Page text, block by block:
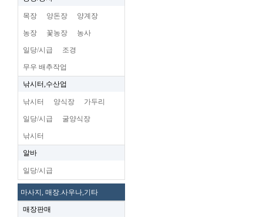
목장 양돈장 양계장
농장 꽃농장 농사
일당/시급 조경
무우 배추작업
낚시터,수산업
낚시터 양식장 가두리
일당/시급 굴양식장
낚시터
알바
일당/시급
마사지, 매장.사우나,기타
매장판매